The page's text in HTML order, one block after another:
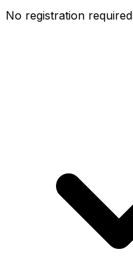
No registration required